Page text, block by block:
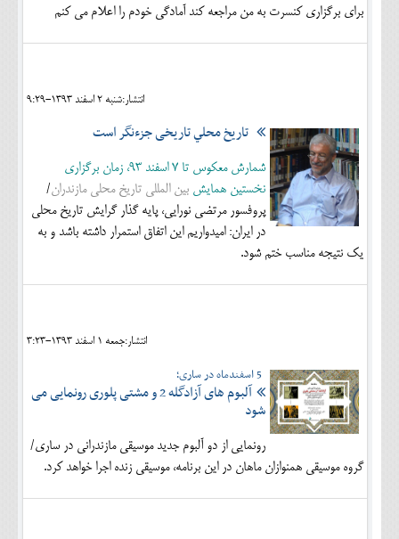
برای برگزاری کنسرت به من مراجعه کند آمادگی خودم را اعلام می کنم
انتشار:شنبه 2 اسفند 1393-9:29
تاريخ محلي تاريخی جزء‌نگر است
شمارش معکوس تا 7 اسفند 93، زمان برگزاری
نخستین همایش بین المللی تاریخ محلی مازندران/
پروفسور مرتضی نورایی، پایه گذار گرایش تاریخ محلی
در ایران: امیدواریم این اتفاق استمرار داشته باشد و به
یک نتیجه مناسب ختم شود.
انتشار:جمعه 1 اسفند 1393-3:23
5 اسفندماه در ساری؛
آلبوم های آزادگله 2 و مشتی پلوری رونمایی می
شود
رونمایی از دو آلبوم جدید موسیقی مازندرانی در ساری/
گروه موسیقی همنوازان ماهان در این برنامه، موسیقی زنده اجرا خواهد کرد.